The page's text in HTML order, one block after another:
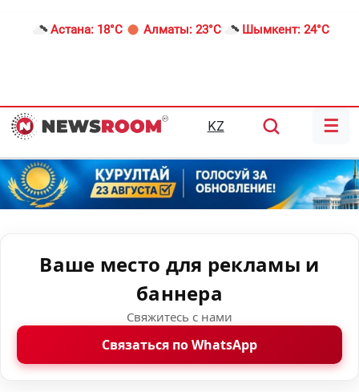
Астана: 18°C Алматы: 23°C Шымкент: 24°C
KZ ☰
Ваше место для рекламы и
баннера
Свяжитесь с нами
Связаться по WhatsApp